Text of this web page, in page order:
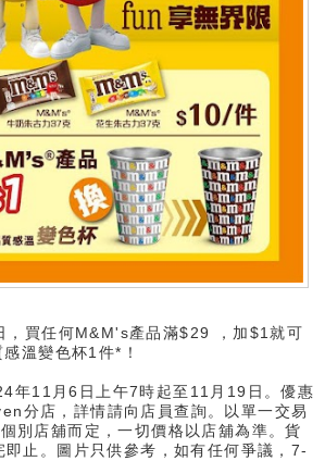
，買任何M&M's產品滿$29 ，加$1就可
溫變色杯1件*！
年11月6日上午7時起至11月19日。優惠
分店，詳情請向店員查詢。以單一交易
別店舖而定，一切價格以店舖為準。貨
止。圖片只供參考，如有任何爭議，7-